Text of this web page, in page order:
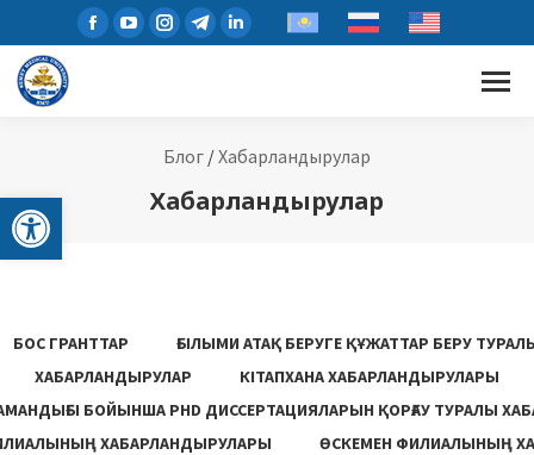
Open toolbar
Блог /Хабарландырулар
Хабарландырулар
БОС ГРАНТТАР
ҒЫЛЫМИ АТАҚ БЕРУГЕ ҚҰЖАТТАР БЕРУ
ХАБАРЛАНДЫРУЛАР
КІТАПХАНА ХАБАРЛАНДЫРУЛАРЫ
БОЙЫНША PHD ДИССЕРТАЦИЯЛАРЫН ҚОРҒАУ ТУРАЛЫ
ХАБАРЛАНДЫРУЛАРЫ
ӨСКЕМЕН ФИЛИАЛЫНЫҢ